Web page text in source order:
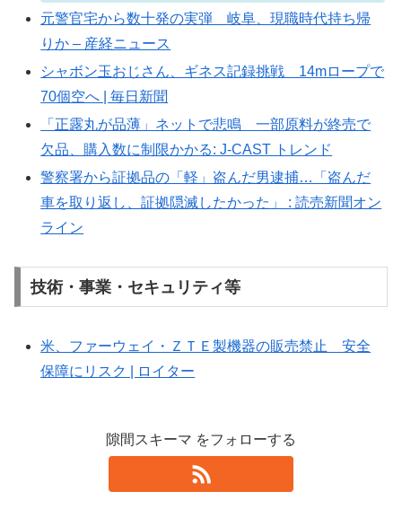
元警官宅から数十発の実弾 岐阜、現職時代持ち帰
りか – 産経ニュース
シャボン玉おじさん、ギネス記録挑戦 14mロープで
70個空へ | 毎日新聞
「正露丸が品薄」ネットで悲鳴 一部原料が終売で
欠品、購入数に制限かかる: J-CAST トレンド
警察署から証拠品の「軽」盗んだ男逮捕…「盗んだ
車を取り返し、証拠隠滅したかった」 : 読売新聞オン
ライン
技術・事業・セキュリティ等
米、ファーウェイ・ＺＴＥ製機器の販売禁止 安全
保障にリスク | ロイター
隙間スキーマ をフォローする